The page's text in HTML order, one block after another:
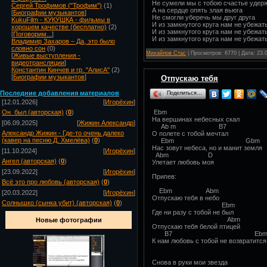
Сергей Трофимов ("Трофим") (1)
[Биографии музыкантов]
KukuFilm - КУКУШКА - фильмы в
хорошем качестве (бесплатно) (2)
[Поговорим... ]
Владимир Захаров – Да, это было
словно сон (0)
[Живые выступления -
видеотрансляции]
Константин Кинчев и гр. "АлисА" (2)
[Биографии музыкантов]
Последние добавления материалов
[12.01.2026]
[Игорёхин]
Он_был (авторская) (0)
[06.09.2025]
[Жижин Александр]
Александр Жижин - Где-то очень далеко
(кавер на песню Д. Хмелёва) (0)
[11.10.2024]
[Игорёхин]
Ангел (авторская) (0)
[23.09.2022]
[Игорёхин]
Всё это про любовь (авторская) (0)
[20.03.2022]
[Игорёхин]
Солнышко (сынка убит) (авторская) (0)
Новые фотографии
Не сумели мы с тобою счастье
А на сердце опять злая вьюга
Не смогли уберечь мы друг друга
И из замкнутого круга нам не
И из замкнутого круга нам не
И из замкнутого круга нам не
Михайлов Стас | Просмотров: 6770 | Дата:
Отпускаю тебя
Поделиться…
Ebm
На вершинах небесных скал
Ab m B7
О полете с тобой мечтал
Ebm Gbm
Нас зовут небеса, но и манит земля
Abm D
Улетает любовь моя
Припев:
Ebm Abm
Отпускаю тебя в небо
Ebm
Где ни разу с тобой не был
Abm
Отпускаю тебя белой птицей
B7 Ebm
К нам любовь с тобой не возвратится
Снова в руки мои звезда